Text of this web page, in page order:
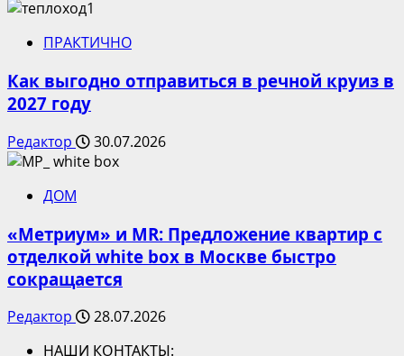
ПРАКТИЧНО
Как выгодно отправиться в речной круиз в
2027 году
Редактор 30.07.2026
ДОМ
«Метриум» и MR: Предложение квартир с
отделкой white box в Москве быстро
сокращается
Редактор
28.07.2026
НАШИ КОНТАКТЫ: